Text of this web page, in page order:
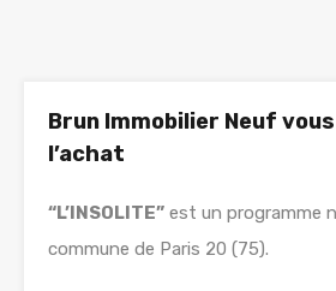
Brun Immobilier Neuf
l’achat
“L’INSOLITE” est un programme
commune de Paris 20 (75).